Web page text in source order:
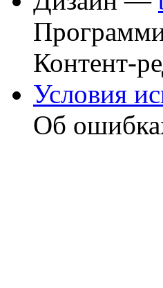
Контент-
Условия
Об